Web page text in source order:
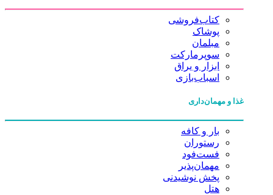
کتاب‌فروشی
پوشاک
مبلمان
سوپرمارکت
ابزار و یراق
اسباب‌بازی
غذا و مهمان‌داری
بار و کافه
رستوران
فست‌فود
مهمان‌پذیر
پخش نوشیدنی
هتل